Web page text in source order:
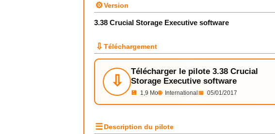
⚙Version
3.38 Crucial Storage Executive software
⇩ Téléchargement
⇩
Télécharger le pilote 3.38 Crucial
Storage Executive software
💾 1,9 Mo🌐 International 📅 05/01/2017
☰Description du pilote